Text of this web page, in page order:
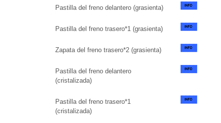
Pastilla del freno delantero (grasienta)
Pastilla del freno trasero*1 (grasienta)
Zapata del freno trasero*2 (grasienta)
Pastilla del freno delantero
(cristalizada)
Pastilla del freno trasero*1
(cristalizada)